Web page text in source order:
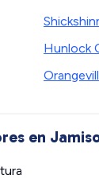
Hunlock
en